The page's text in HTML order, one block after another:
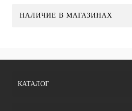
НАЛИЧИЕ В МАГАЗИНАХ
КАТАЛОГ